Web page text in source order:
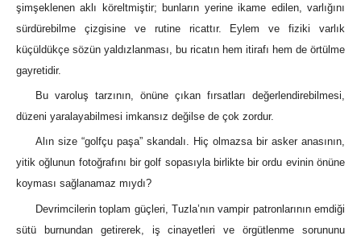
şimşeklenen aklı köreltmiştir; bunların yerine ikame edilen, varlığını
sürdürebilme çizgisine ve rutine ricattır. Eylem ve fiziki varlık
küçüldükçe sözün yaldızlanması, bu ricatın hem itirafı hem de örtülme
gayretidir.
Bu varoluş tarzının, önüne çıkan fırsatları değerlendirebilmesi,
düzeni yaralayabilmesi imkansız değilse de çok zordur.
Alın size “golfçu paşa” skandalı. Hiç olmazsa bir asker anasının,
yitik oğlunun fotoğrafını bir golf sopasıyla birlikte bir ordu evinin önüne
koyması sağlanamaz mıydı?
Devrimcilerin toplam güçleri, Tuzla’nın vampir patronlarının emdiği
sütü burnundan getirerek, iş cinayetleri ve örgütlenme sorununu